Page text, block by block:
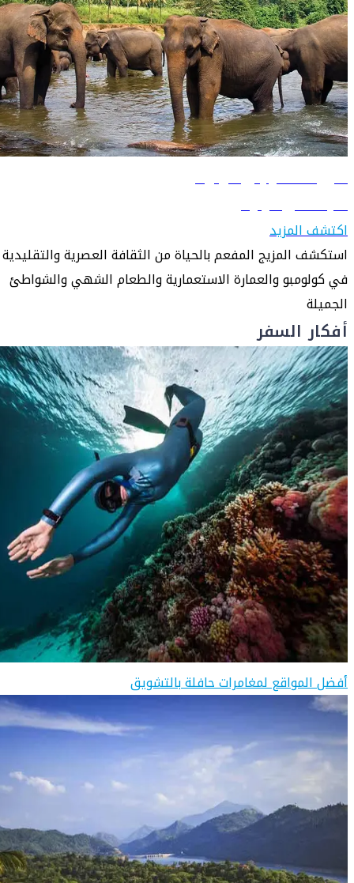
دليل السفر إلى كولومبو
تعرّف على كولومبو
اكتشف المزيد
استكشف المزيج المفعم بالحياة من الثقافة العصرية والتقليدية
في كولومبو والعمارة الاستعمارية والطعام الشهي والشواطئ
الجميلة
أفكار السفر
أفضل المواقع لمغامرات حافلة بالتشويق